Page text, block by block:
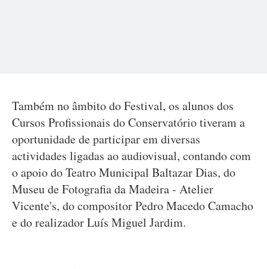
Também no âmbito do Festival, os alunos dos
Cursos Profissionais do Conservatório tiveram a
oportunidade de participar em diversas
actividades ligadas ao audiovisual, contando com
o apoio do Teatro Municipal Baltazar Dias, do
Museu de Fotografia da Madeira - Atelier
Vicente's, do compositor Pedro Macedo Camacho
e do realizador Luís Miguel Jardim.